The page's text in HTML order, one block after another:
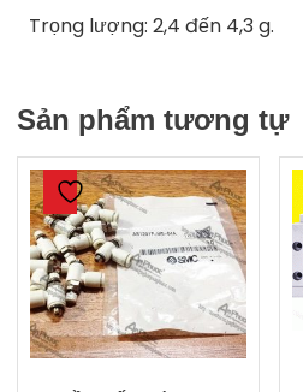
Trọng lượng: 2,4 đến 4,3 g.
Sản phẩm tương tự